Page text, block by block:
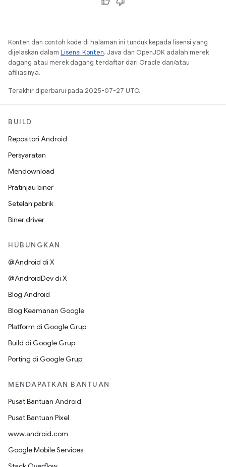
Konten dan contoh kode di halaman ini tunduk kepada lisensi yang
dijelaskan dalam Lisensi Konten. Java dan OpenJDK adalah merek
dagang atau merek dagang terdaftar dari Oracle dan/atau
afiliasinya.
Terakhir diperbarui pada 2025-07-27 UTC.
BUILD
Repositori Android
Persyaratan
Mendownload
Pratinjau biner
Setelan pabrik
Biner driver
HUBUNGKAN
@Android di X
@AndroidDev di X
Blog Android
Blog Keamanan Google
Platform di Google Grup
Build di Google Grup
Porting di Google Grup
MENDAPATKAN BANTUAN
Pusat Bantuan Android
Pusat Bantuan Pixel
www.android.com
Google Mobile Services